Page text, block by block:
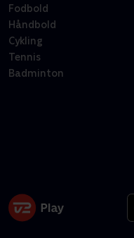
Fodbold
Håndbold
Cykling
Tennis
Badminton